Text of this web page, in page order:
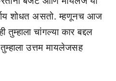
शोधत असतो. म्हणूनच आज
तुम्हाला चांगल्या कार बद्दल
उत्तम मायलेजसह